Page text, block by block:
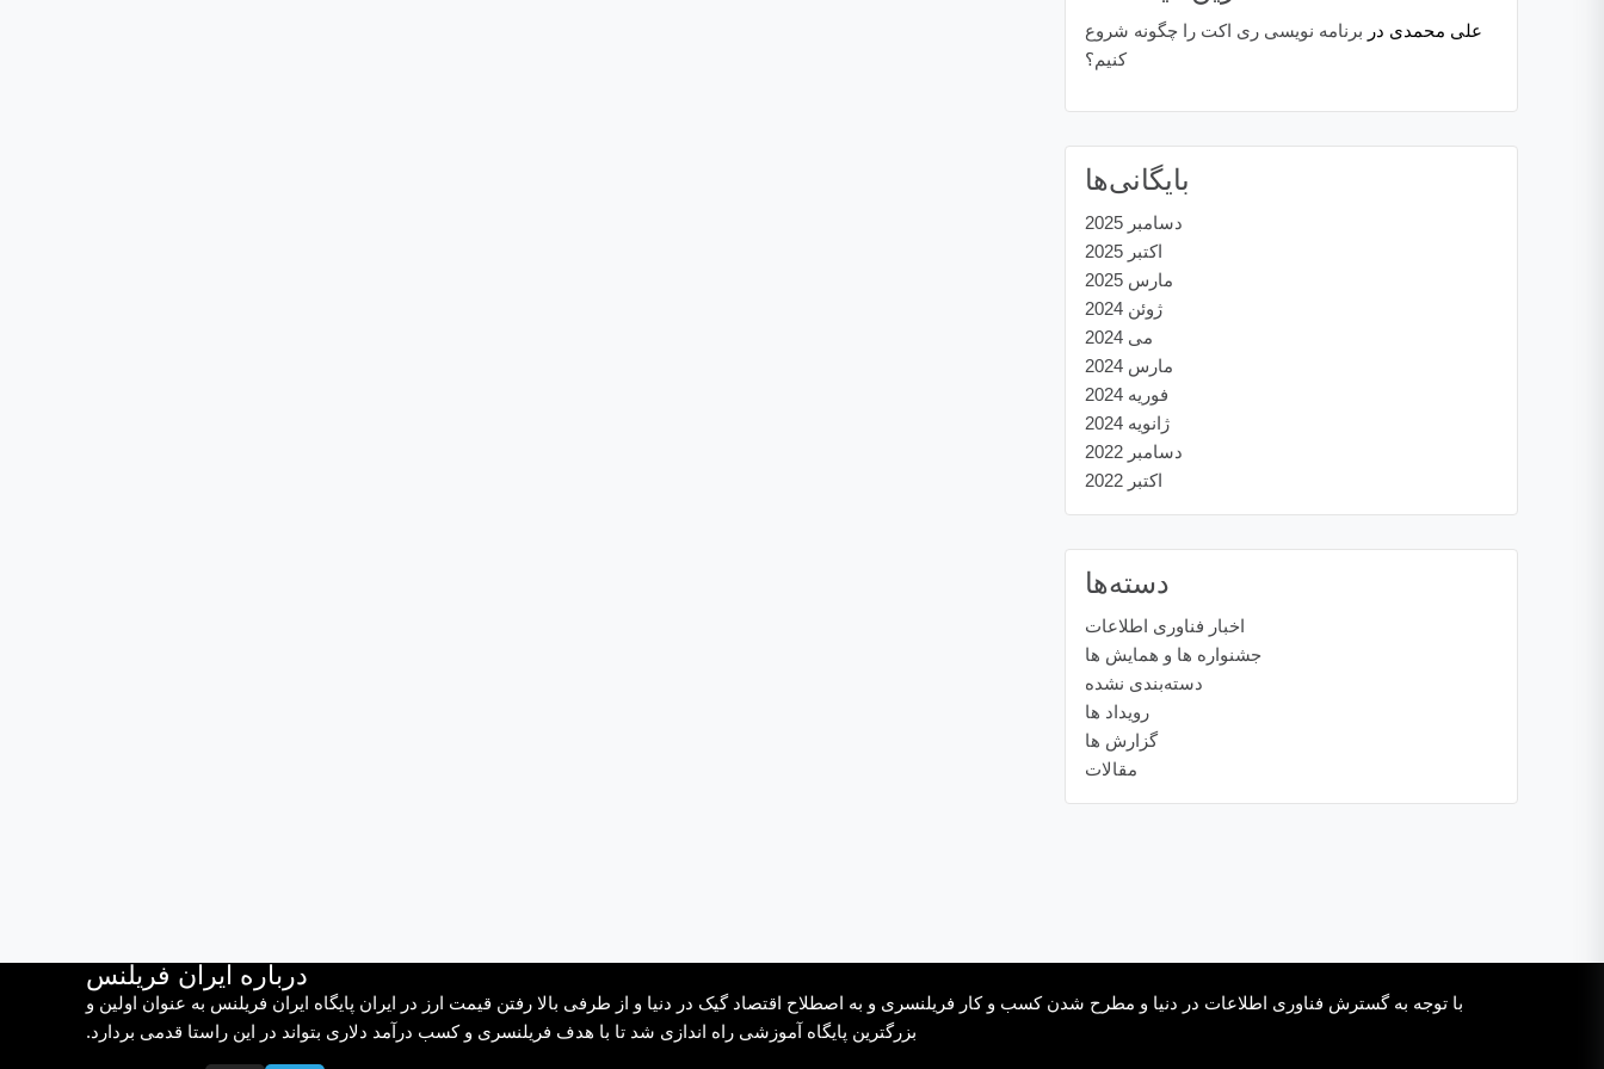
علی محمدی در برنامه نویسی ری اکت را چگونه شروع
کنیم؟
بایگانی‌ها
دسامبر 2025
اکتبر 2025
مارس 2025
ژوئن 2024
می 2024
مارس 2024
فوریه 2024
ژانویه 2024
دسامبر 2022
اکتبر 2022
دسته‌ها
اخبار فناوری اطلاعات
جشنواره ها و همایش ها
دسته‌بندی نشده
رویداد ها
گزارش ها
مقالات
درباره ایران فریلنس
با توجه به گسترش فناوری اطلاعات در دنیا و مطرح شدن کسب و کار فریلنسری و به اصطلاح اقتصاد گیک در دنیا و از طرفی بالا رفتن قیمت ارز در ایران پایگاه ایران فریلنس به عنوان اولین و
بزرگترین پایگاه آموزشی راه اندازی شد تا با هدف فریلنسری و کسب درآمد دلاری بتواند در این راستا قدمی بردارد.